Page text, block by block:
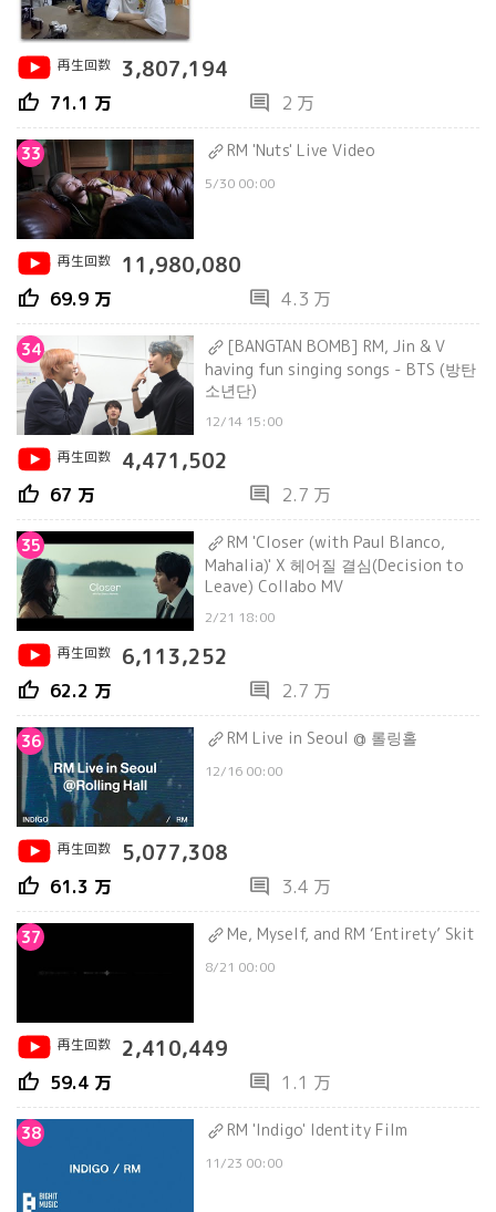
再生回数 3,807,194
thumb_up 71.1 万 comment 2 万
33 RM 'Nuts' Live Video
5/30 00:00
再生回数 11,980,080
thumb_up 69.9 万 comment 4.3 万
34
[BANGTAN BOMB] RM, Jin & V
having fun singing songs - BTS (방탄
소년단)
12/14 15:00
再生回数
4,471,502
thumb_up 67 万 comment 2.7 万
35
RM 'Closer (with Paul Blanco,
Mahalia)' X 헤어질 결심(Decision to
Leave) Collabo MV
2/21 18:00
再生回数
6,113,252
thumb_up 62.2 万 comment 2.7 万
36 RM Live in Seoul @ 롤링홀
12/16 00:00
再生回数 5,077,308
thumb_up 61.3 万 comment 3.4 万
37 Me, Myself, and RM ‘Entirety’ Skit
8/21 00:00
再生回数 2,410,449
thumb_up 59.4 万 comment 1.1 万
38 RM 'Indigo' Identity Film
11/23 00:00